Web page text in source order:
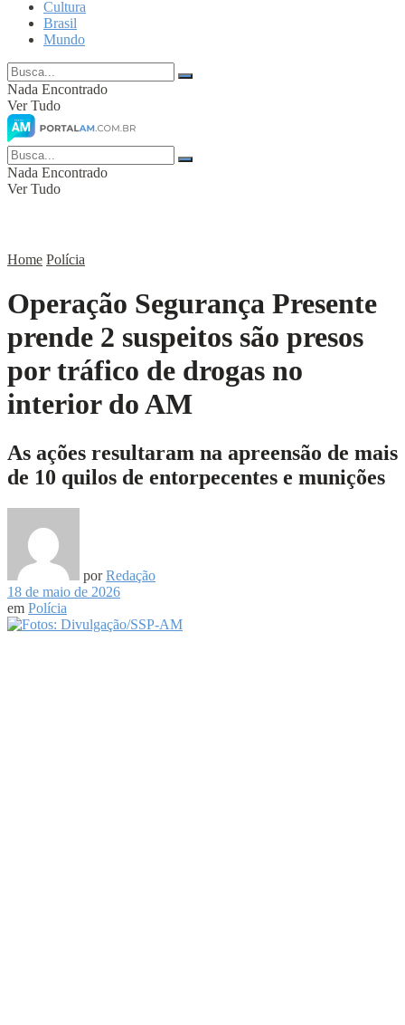
Cultura
Brasil
Mundo
Nada Encontrado
Ver Tudo
Nada Encontrado
Ver Tudo
Home Polícia
Operação Segurança Presente
prende 2 suspeitos são presos
por tráfico de drogas no
interior do AM
As ações resultaram na apreensão de mais
de 10 quilos de entorpecentes e munições
por Redação
18 de maio de 2026
em Polícia